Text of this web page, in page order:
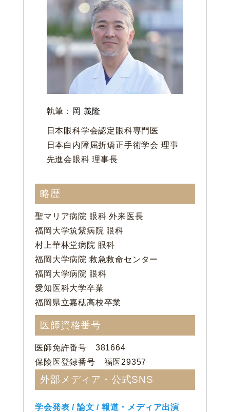
執筆： 岡 義隆
日本眼科学会認定眼科専門医
日本白内障屈折矯正手術学会 理事
先進会眼科 理事長
略歴
聖マリア病院 眼科 外来医長
福岡大学筑紫病院 眼科
村上華林堂病院 眼科
福岡大学病院 救急救命センター
福岡大学病院 眼科
愛知医科大学卒業
福岡県立嘉穂高校卒業
医師資格番号
医師免許番号 381664
保険医登録番号 福医29357
外部メディア・公式SNS
学会発表 / 論文 / 報道・メディア出演